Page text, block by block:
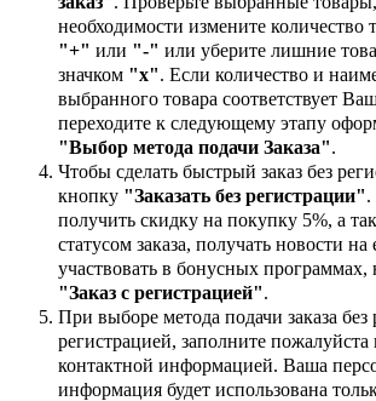
необходимости измените количество
"+" или "-" или уберите лишние
значком "х". Если количество и
выбранного товара соответствует
переходите к следующему этапу
"Выбор метода подачи Заказа".
Чтобы сделать быстрый заказ без
кнопку "Заказать без регистрации".
получить скидку на покупку 5%, а
статусом заказа, получать новости на
участвовать в бонусных
"Заказ с регистрацией".
При выборе метода подачи заказа
регистрацией, заполните
контактной информацией. Ваша
информация будет использована